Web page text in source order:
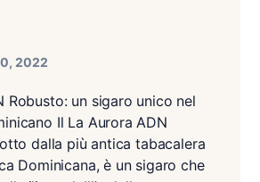
2022
Robusto: un sigaro unico nel
Il La Aurora ADN
dalla più antica tabacalera
Dominicana, è un sigaro che